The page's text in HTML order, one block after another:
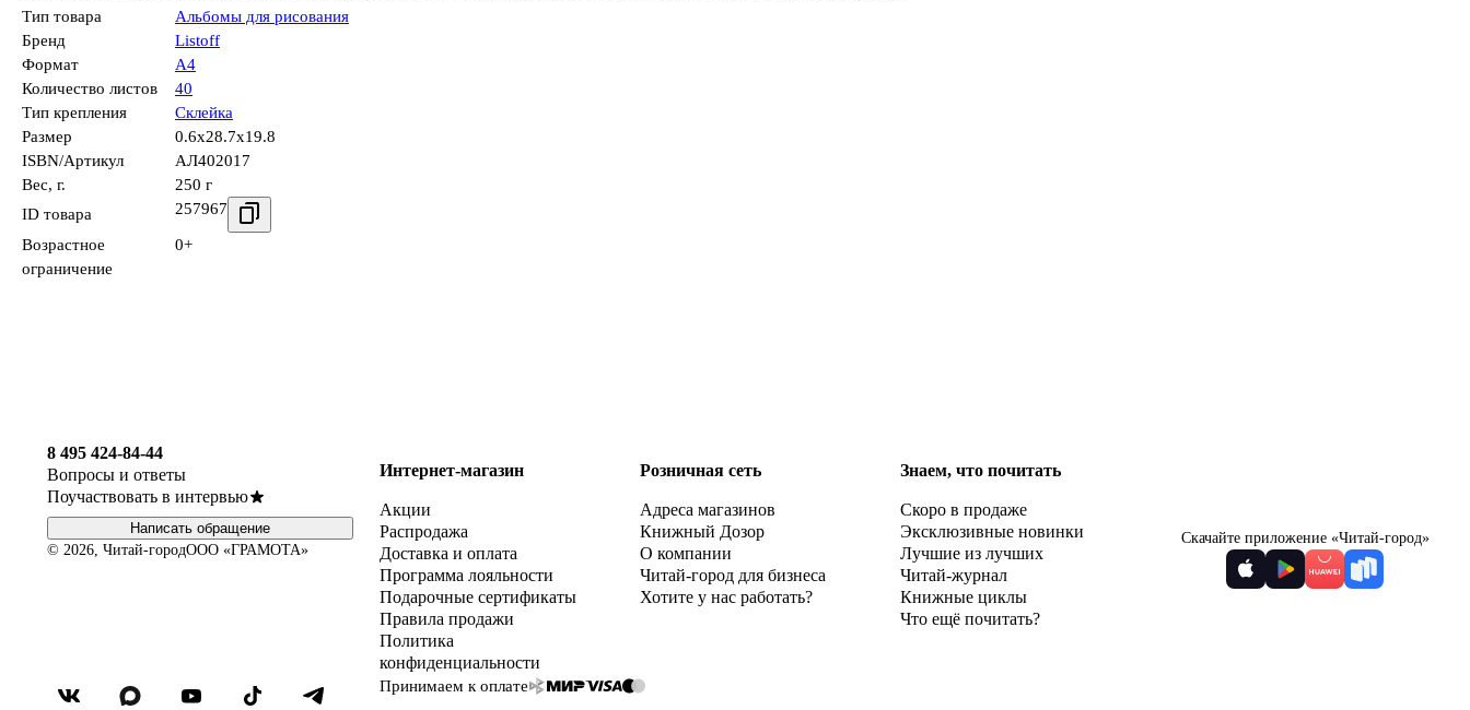
Тип товара
Альбомы для рисования
Бренд
Listoff
Формат
А4
Количество листов
40
Тип крепления
Склейка
Размер
0.6x28.7x19.8
ISBN/Артикул
АЛ402017
Вес, г.
250 г
ID товара
257967
Возрастное
ограничение
0+
8 495 424-84-44
Вопросы и ответы
Поучаствовать в интервью
Написать обращение
© 2026, Читай-городООО «ГРАМОТА»
Интернет-магазин
Акции
Распродажа
Доставка и оплата
Программа лояльности
Подарочные сертификаты
Правила продажи
Политика
конфиденциальности
Розничная сеть
Адреса магазинов
Книжный Дозор
О компании
Читай-город для бизнеса
Хотите у нас работать?
Знаем, что почитать
Скоро в продаже
Эксклюзивные новинки
Лучшие из лучших
Читай-журнал
Книжные циклы
Что ещё почитать?
Принимаем к оплате
Скачайте приложение «Читай-город»